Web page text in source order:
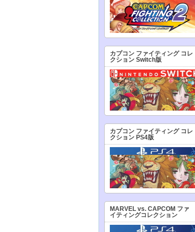
カプコン ファイティング コレ
クション Switch版
カプコン ファイティング コレ
クション PS4版
MARVEL vs. CAPCOM ファ
イティングコレクション